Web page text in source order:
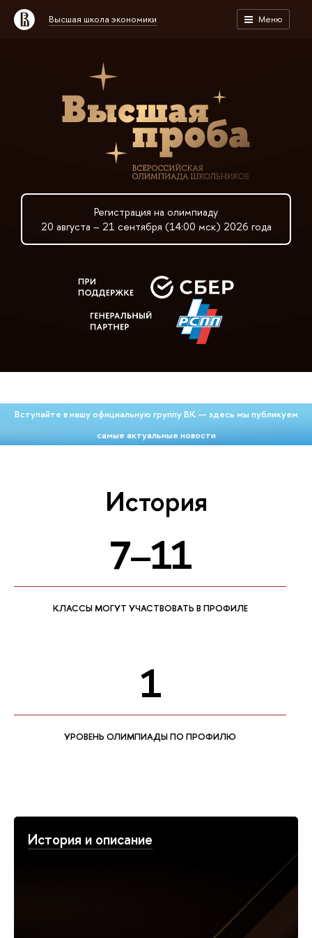
Высшая школа экономики Меню
Регистрация на олимпиаду
20 августа – 21 сентября (14:00 мск) 2026 года
Вступайте в нашу официальную группу ВК — здесь мы публикуем
самые актуальные новости
История
7–11
КЛАССЫ МОГУТ УЧАСТВОВАТЬ В ПРОФИЛЕ
1
УРОВЕНЬ ОЛИМПИАДЫ ПО ПРОФИЛЮ
История и описание